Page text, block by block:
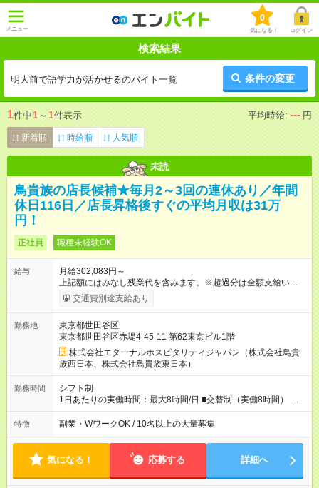
メニュー
0
気になる！ ログイン
検索結果
明大前で語学力が活かせるのバイト一覧 条件の変更
1件中1 ～ 1件表示 平均時給: --- 円
新着順 時給順 人気順
未読
鳥貴族の店長候補★毎月2～3回の連休あり／年間
休日116日／店長昇格後すぐの平均月収は31万
円！
正社員 職種未経験OK
給与
月給302,083円～
上記額にはみなし残業代を含みます。※超過分は全額支給いたし
ます。 みなし残業代 51,845円 以上／月 みなし残業時間 30時間
／月 定額深夜手当（60時間、2万738円～）含む。 それぞれ
未経験スタートのメンバーも多いです。 ◎上司との距離が近
く、困ったことがあってもマネージャーにすぐ相談できます。
◎女性活躍中！女性管理職登用実績あり！ ◎月1回エリア会議あ
り。社長が直接、目標や方針を発表します。 ⇒各店舗の好事例
を知れるなど、刺激がたくさん 【試用期間】試用期間なし
交通費別途支給あり
勤務地
東京都世田谷区
東京都世田谷区赤堤4-45-11 第62東京ビル1階
株式会社エターナルホスピタリティジャパン（株式会社鳥貴
族西日本、株式会社鳥貴族東日本）
勤務時間
シフト制
1日あたりの実働時間：最大8時間/日 ■交替制（実働8時間） ▼
シフト例 ○16：00～翌2：00 ○20：00～翌6：00 ※営業時間は店
舗による。 ＜無断残業は絶対禁止！＞ どうしても必要な時は、
すが、これをゼロにするのが目標の一つです。
特徴 副業・WワークOK / 10名以上の大量募集
気になる！ 応募する 詳細へ